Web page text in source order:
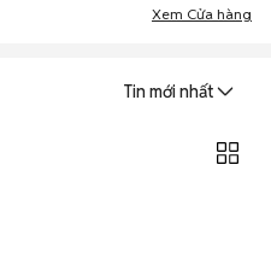
Xem Cửa hàng
Tin mới nhất